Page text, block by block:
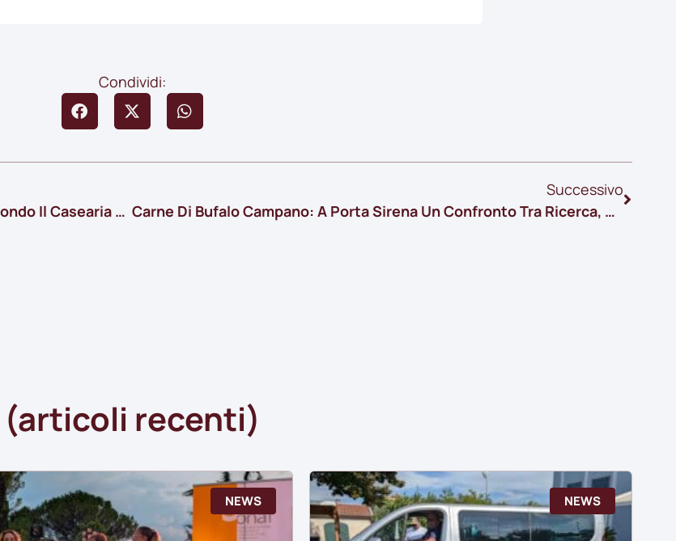
Condividi:
La Nostra Treccia Di Bufala È La Migliore D’Italia Secondo Il Casearia Award 2025
Successivo
Carne Di Bufalo Campano: A Porta Sirena Un Confronto Tra Ricerca, Allevamento E Cucina
(articoli recenti)
NEWS NEWS